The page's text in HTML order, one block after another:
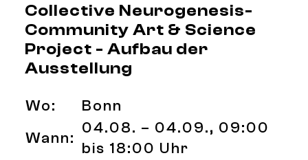
Collective Neurogenesis-
Community Art & Science
Project - Aufbau der
Ausstellung
Wo:
Bonn
Wann:
04.08. – 04.09., 09:00
bis 18:00 Uhr